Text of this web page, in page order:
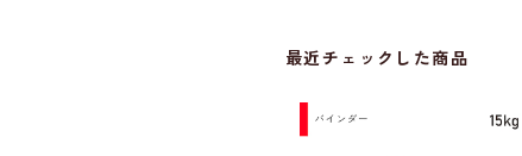
最近チェックした商品